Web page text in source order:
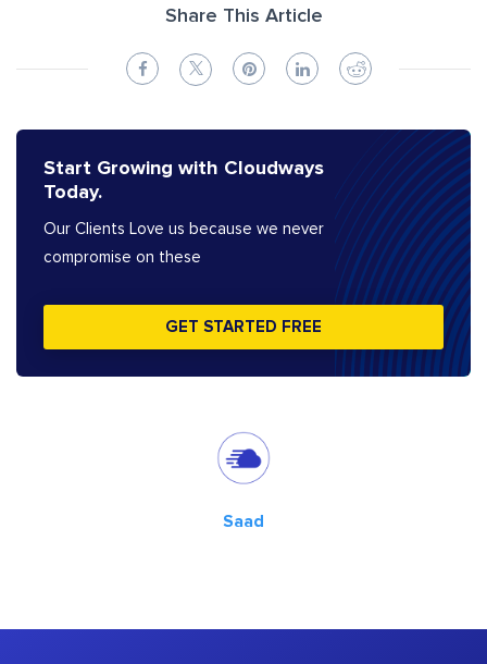
Share This Article
Start Growing with Cloudways
Today.
Our Clients Love us because we never
compromise on these
GET STARTED FREE
Saad